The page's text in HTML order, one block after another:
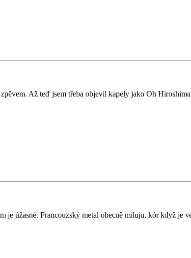
Až teď jsem třeba objevil kapely jako Oh
úžasné. Francouzský metal obecně miluju, kór když je